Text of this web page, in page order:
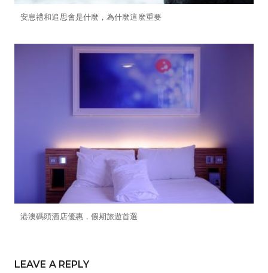
安息禮和追思會是什麼，為什麼這麼重要
港澳碼頭酒店優惠，假期旅遊首選
LEAVE A REPLY